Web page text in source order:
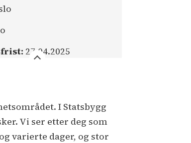
27.04.2025
I Statsbygg
Vi ser etter deg som
varierte dager, og stor